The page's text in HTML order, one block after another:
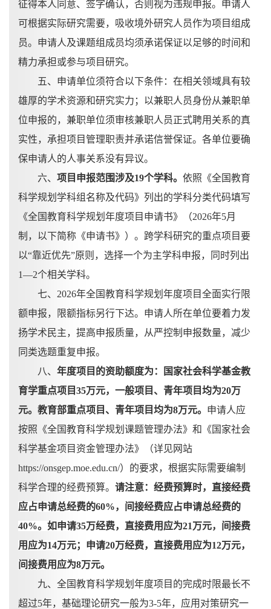
征得本人同意、签字确认，否则视为违规申报。申请人
可根据实际研究需要，吸收境外研究人员作为项目组成
员。申请人及课题组成员均须承诺保证以足够的时间和
精力承担或参与项目研究。
五、申请单位须符合以下条件：在相关领域具有较
雄厚的学术资源和研究实力；以兼职人员身份从兼职单
位申报的，兼职单位须审核兼职人员正式聘用关系的真
实性，承担项目管理职责并承诺信誉保证。各单位要确
保申请人的人事关系没有异议。
六、 项目申报范围涉及19个学科。 依照《全国教育
科学规划学科组名称及代码》列出的学科分类代码填写
《全国教育科学规划年度项目申请书》（2026年5月
制，以下简称《申请书》）。跨学科研究的重点项目要
以“靠近优先”原则，选择一个为主学科申报，同时列出
1—2个相关学科。
七、 2026年全国教育科学规划年度项目全面实行限
额申报，限额指标另行下达。申请人所在单位要着力发
扬学术民主，提高申报质量，从严控制申报数量，减少
同类选题重复申报。
八、 年度项目的资助额度为：国家社会科学基金教
育学重点项目35万元，一般项目、青年项目均为20万
元。教育部重点项目、青年项目均为8万元。 申请人应
按照《全国教育科学规划课题管理办法》和《国家社会
科学基金项目资金管理办法》（详见网站
https://onsgep.moe.edu.cn/）的要求，根据实际需要编制
科学合理的经费预算。 请注意：经费预算时，直接经费
应占申请总经费的60%，间接经费应占申请总经费的
40%。如申请35万经费，直接费用应为21万元，间接费
用应为14万元；申请20万经费，直接费用应为12万元，
间接费用应为8万元。
九、全国教育科学规划年度项目的完成时限最长不
超过5年，基础理论研究一般为3-5年，应用对策研究一